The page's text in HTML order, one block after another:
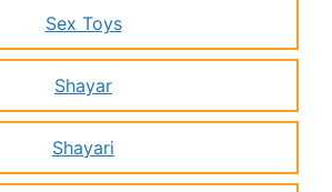
Sex Toys
Shayar
Shayari